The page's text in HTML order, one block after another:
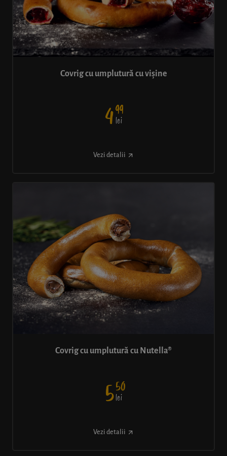
Covrig cu umplutură cu vișine
499
lei
Vezi detalii
Covrig cu umplutură cu Nutella®
550
lei
Vezi detalii